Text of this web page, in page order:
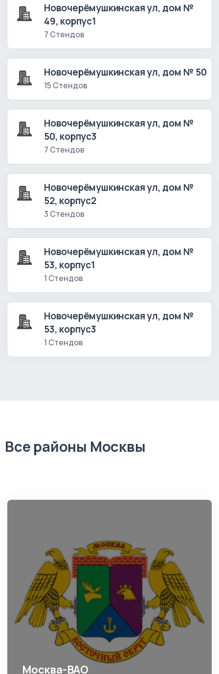
Новочерёмушкинская ул, дом №
49, корпус1
7 Стендов
Новочерёмушкинская ул, дом № 50
15 Стендов
Новочерёмушкинская ул, дом №
50, корпус3
7 Стендов
Новочерёмушкинская ул, дом №
52, корпус2
3 Стендов
Новочерёмушкинская ул, дом №
53, корпус1
1 Стендов
Новочерёмушкинская ул, дом №
53, корпус3
1 Стендов
Все районы Москвы
Москва-ВАО